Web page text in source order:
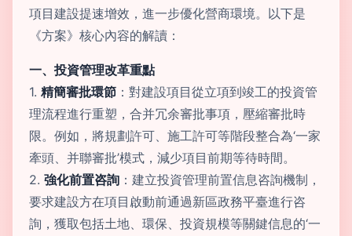
項目建設提速增效，進一步優化營商環境。以下是
《方案》核心內容的解讀：
一、投資管理改革重點
1. 精簡審批環節 ：對建設項目從立項到竣工的投資管
理流程進行重塑，合并冗余審批事項，壓縮審批時
限。例如，將規劃許可、施工許可等階段整合為‘一家
牽頭、并聯審批’模式，減少項目前期等待時間。
2. 強化前置咨詢 ：建立投資管理前置信息咨詢機制，
要求建設方在項目啟動前通過新區政務平臺進行咨
詢，獲取包括土地、環保、投資規模等關鍵信息的‘一